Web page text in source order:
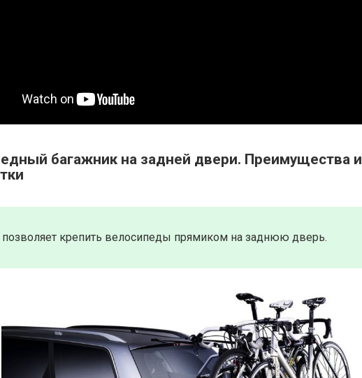
багажник на задней двери. Преимущества и
позволяет крепить велосипеды прямиком на заднюю дверь.